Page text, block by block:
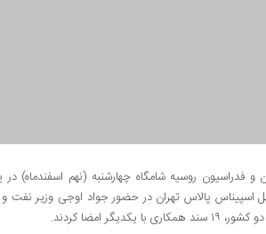
و فدراسیون روسیه شامگاه چهارشنبه (نهم
اسپیناس پالاس تهران در حضور جواد اوجی وزیر نفت
امضا کردند.